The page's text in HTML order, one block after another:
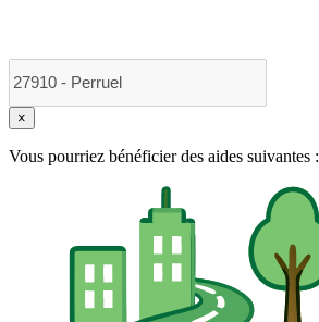
×
Vous pourriez bénéficier des aides suivantes :